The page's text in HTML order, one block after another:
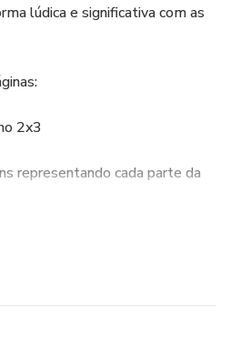
lúdica e significativa com as
2x3
representando cada parte da
em folha para